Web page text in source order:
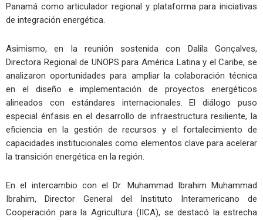
Panamá como articulador regional y plataforma para iniciativas
de integración energética.
Asimismo, en la reunión sostenida con Dalila Gonçalves,
Directora Regional de UNOPS para América Latina y el Caribe, se
analizaron oportunidades para ampliar la colaboración técnica
en el diseño e implementación de proyectos energéticos
alineados con estándares internacionales. El diálogo puso
especial énfasis en el desarrollo de infraestructura resiliente, la
eficiencia en la gestión de recursos y el fortalecimiento de
capacidades institucionales como elementos clave para acelerar
la transición energética en la región.
En el intercambio con el Dr. Muhammad Ibrahim Muhammad
Ibrahim, Director General del Instituto Interamericano de
Cooperación para la Agricultura (IICA), se destacó la estrecha